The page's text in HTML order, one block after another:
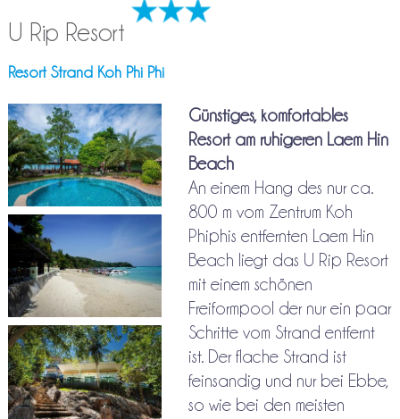
U Rip Resort
Resort Strand Koh Phi Phi
Günstiges, komfortables
Resort am ruhigeren Laem Hin
Beach
An einem Hang des nur ca.
800 m vom Zentrum Koh
Phiphis entfernten Laem Hin
Beach liegt das U Rip Resort
mit einem schönen
Freiformpool der nur ein paar
Schritte vom Strand entfernt
ist. Der flache Strand ist
feinsandig und nur bei Ebbe,
so wie bei den meisten